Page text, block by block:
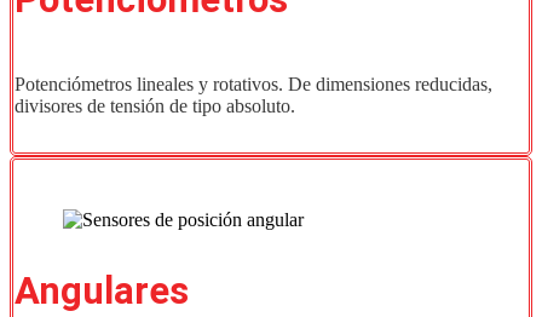
Potenciómetros lineales y rotativos. De dimensiones reducidas,
divisores de tensión de tipo absoluto.
Angulares